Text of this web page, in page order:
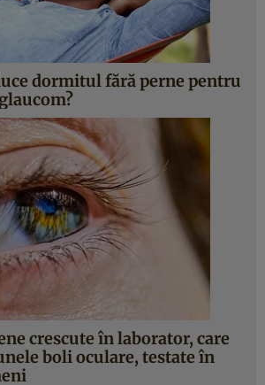
dormitul fără perne pentru
crescute în laborator, care
boli oculare, testate în